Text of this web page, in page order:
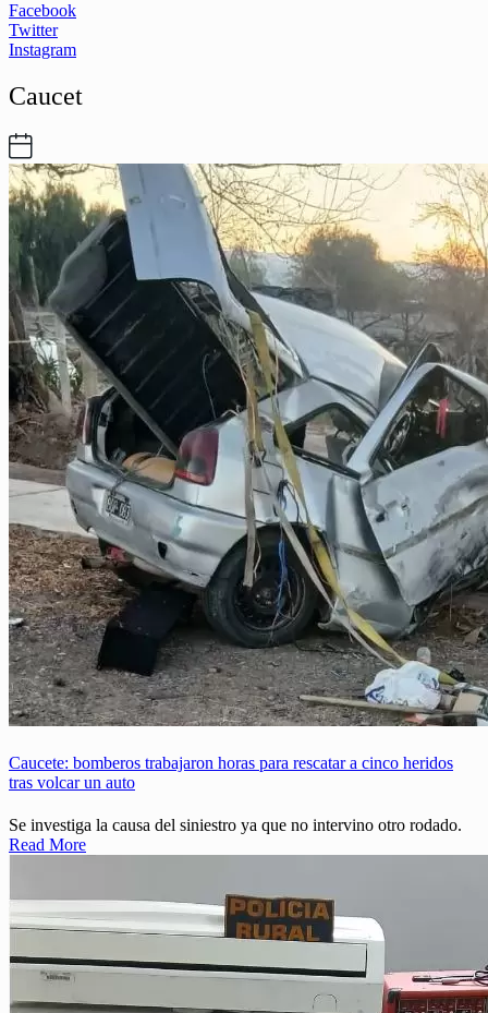
Facebook
Twitter
Instagram
Caucet
Caucete: bomberos trabajaron horas para rescatar a cinco heridos
tras volcar un auto
Se investiga la causa del siniestro ya que no intervino otro rodado.
Read More